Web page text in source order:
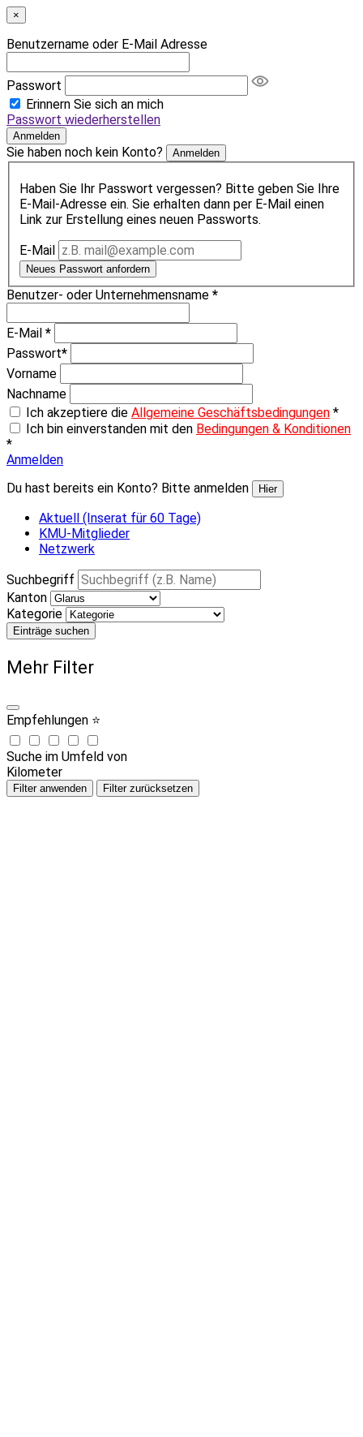
×
Benutzername oder E-Mail Adresse
Passwort
Erinnern Sie sich an mich
Passwort wiederherstellen
Anmelden
Sie haben noch kein Konto? Anmelden
Haben Sie Ihr Passwort vergessen? Bitte geben Sie Ihre
E-Mail-Adresse ein. Sie erhalten dann per E-Mail einen
Link zur Erstellung eines neuen Passworts.
E-Mail
Neues Passwort anfordern
Benutzer- oder Unternehmensname *
E-Mail *
Passwort*
Vorname
Nachname
Ich akzeptiere die Allgemeine Geschäftsbedingungen *
Ich bin einverstanden mit den Bedingungen & Konditionen
*
Anmelden
Du hast bereits ein Konto? Bitte anmelden
Hier
Aktuell (Inserat für 60 Tage)
KMU-Mitglieder
Netzwerk
Suchbegriff
Kanton
Kategorie
Einträge suchen
Mehr Filter
Empfehlungen ⭐
Suche im Umfeld von
Kilometer
Filter anwenden Filter zurücksetzen